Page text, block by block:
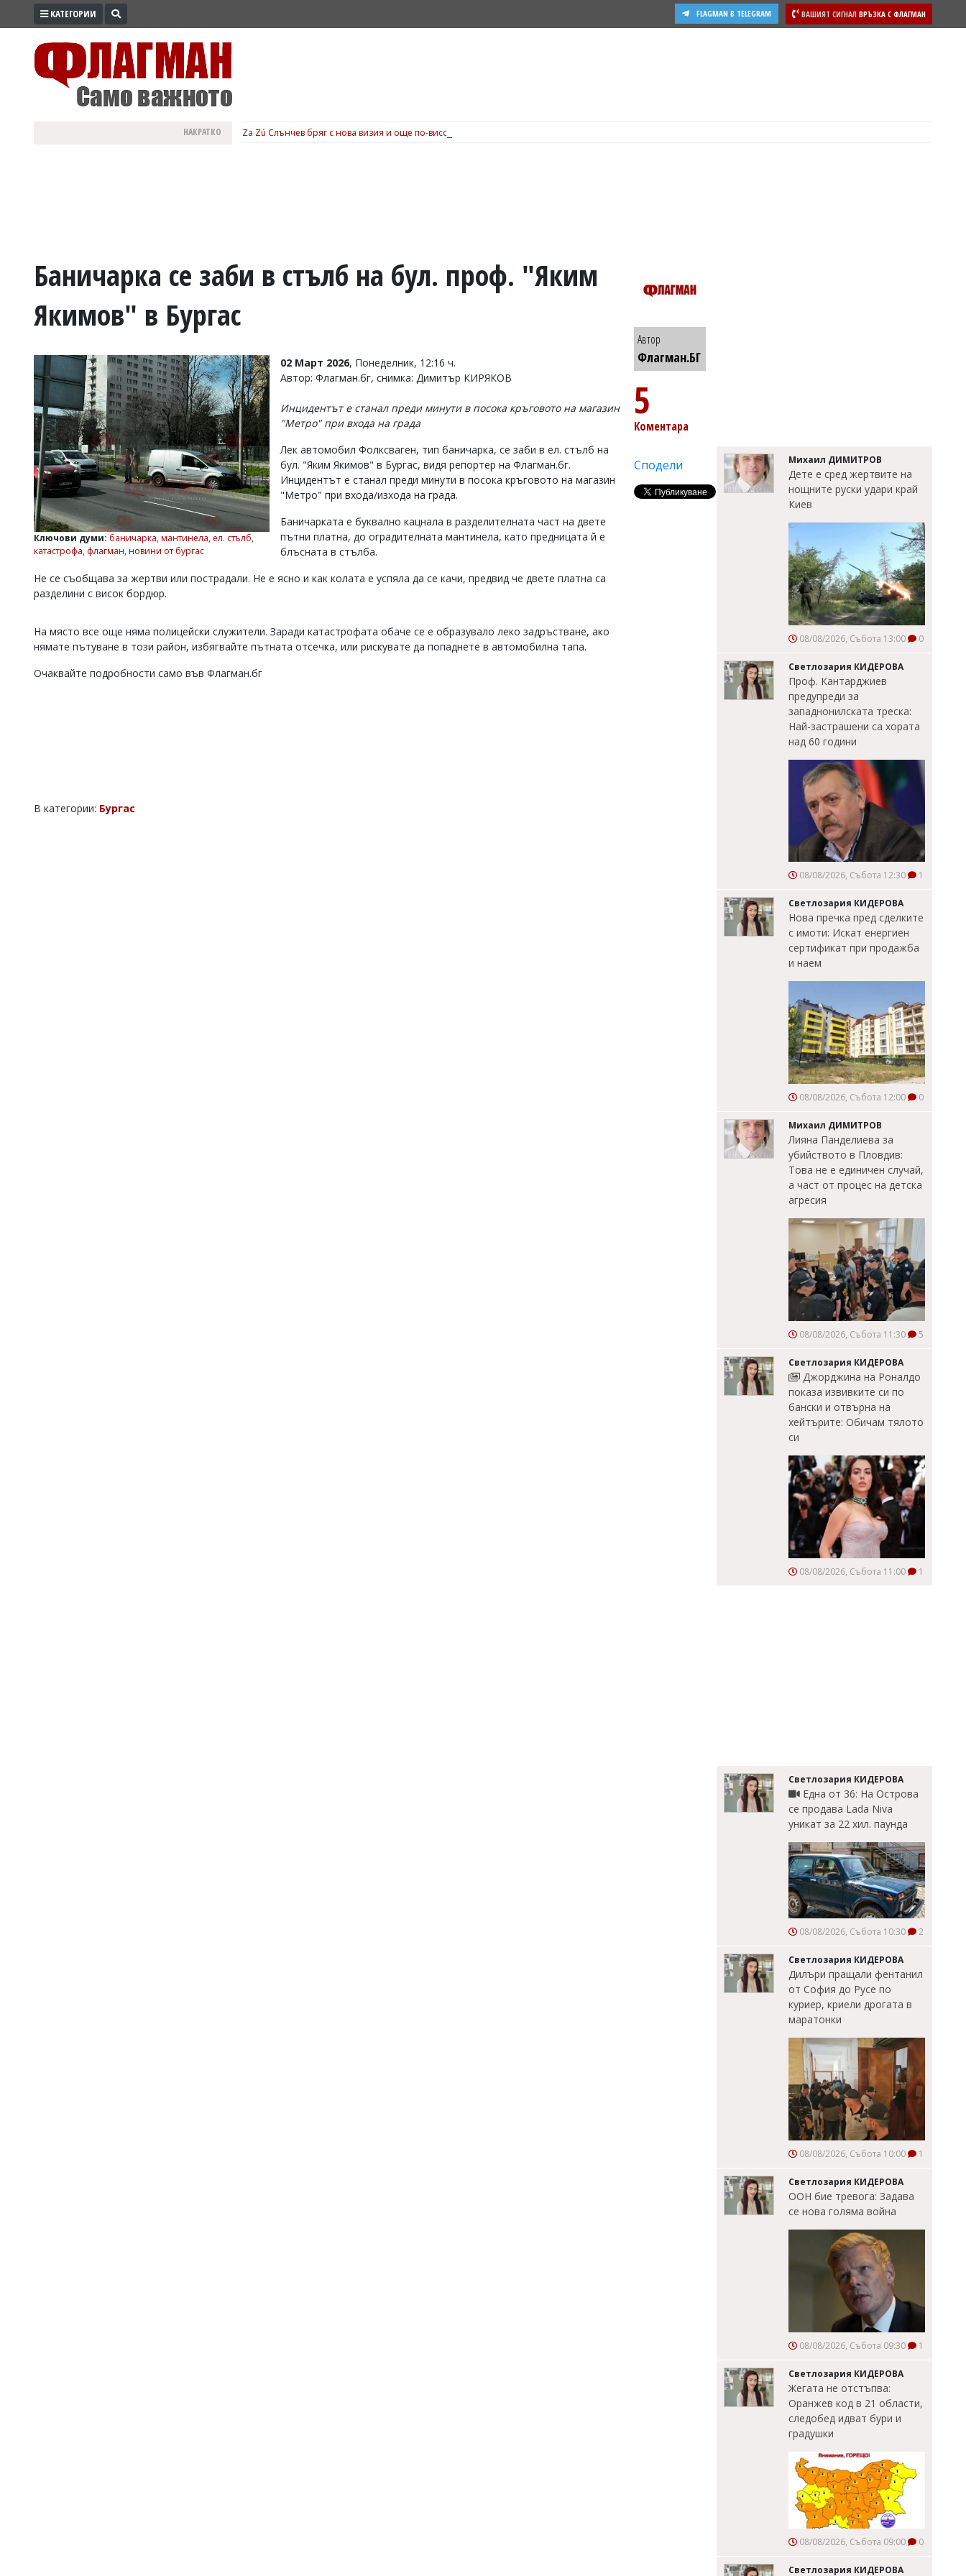
ПРОМО
ВОЙНАТА
УКРАЙНА
РАЗСЛЕДВАНЕ
Управители:
Веселин
Василев,
v.vasilev@flagman.bg
Касабова,
k.kassabova@flagman.bg
редактор:
office@flagman.bg
КАТЕГОРИИ ВАШИЯТ СИГНАЛ ВРЪЗКА С ФЛАГМАН
FLAGMAN В TELEGRAM
НАКРАТКО Za Zú Слънчев бряг с нова визия и още по-високо кулинарно ниво
Баничарка се заби в стълб на бул. проф. "Яким
Якимов" в Бургас
Ключови думи: баничарка, мантинела, ел. стълб,
катастрофа, флагман, новини от бургас
02 Март 2026, Понеделник, 12:16 ч.
Автор: Флагман.бг, снимка: Димитър КИРЯКОВ
Инцидентът е станал преди минути в посока кръговото на магазин
"Метро" при входа на града
Лек автомобил Фолксваген, тип баничарка, се заби в ел. стълб на
бул. "Яким Якимов" в Бургас, видя репортер на Флагман.бг.
Инцидентът е станал преди минути в посока кръговото на магазин
"Метро" при входа/изхода на града.
Баничарката е буквално кацнала в разделителната част на двете
пътни платна, до оградителната мантинела, като предницата й е
блъсната в стълба.
Не се съобщава за жертви или пострадали. Не е ясно и как колата е успяла да се качи, предвид че двете платна са
разделини с висок бордюр.
На място все още няма полицейски служители. Заради катастрофата обаче се е образувало леко задръстване, ако
нямате пътуване в този район, избягвайте пътната отсечка, или рискувате да попаднете в автомобилна тапа.
Очаквайте подробности само във Флагман.бг
В категории: Бургас
Автор
Флагман.БГ
5
Коментара
Сподели Михаил ДИМИТРОВ
Дете е сред жертвите на
нощните руски удари край
Киев
08/08/2026, Събота 13:00 0
Светлозария КИДЕРОВА
Проф. Кантарджиев
предупреди за
западнонилската треска:
Най-застрашени са хората
над 60 години
08/08/2026, Събота 12:30 1
Светлозария КИДЕРОВА
Нова пречка пред сделките
с имоти: Искат енергиен
сертификат при продажба
и наем
08/08/2026, Събота 12:00 0
Михаил ДИМИТРОВ
Лияна Панделиева за
убийството в Пловдив:
Това не е единичен случай,
а част от процес на детска
агресия
08/08/2026, Събота 11:30 5
Светлозария КИДЕРОВА
Джорджина на Роналдо
показа извивките си по
бански и отвърна на
хейтърите: Обичам тялото
си
08/08/2026, Събота 11:00 1
Светлозария КИДЕРОВА
Една от 36: На Острова
се продава Lada Niva
уникат за 22 хил. паунда
08/08/2026, Събота 10:30 2
Светлозария КИДЕРОВА
Дилъри пращали фентанил
от София до Русе по
куриер, криели дрогата в
маратонки
08/08/2026, Събота 10:00 1
Светлозария КИДЕРОВА
ООН бие тревога: Задава
се нова голяма война
08/08/2026, Събота 09:30 1
Светлозария КИДЕРОВА
Жегата не отстъпва:
Оранжев код в 21 области,
следобед идват бури и
градушки
08/08/2026, Събота 09:00 0
Светлозария КИДЕРОВА